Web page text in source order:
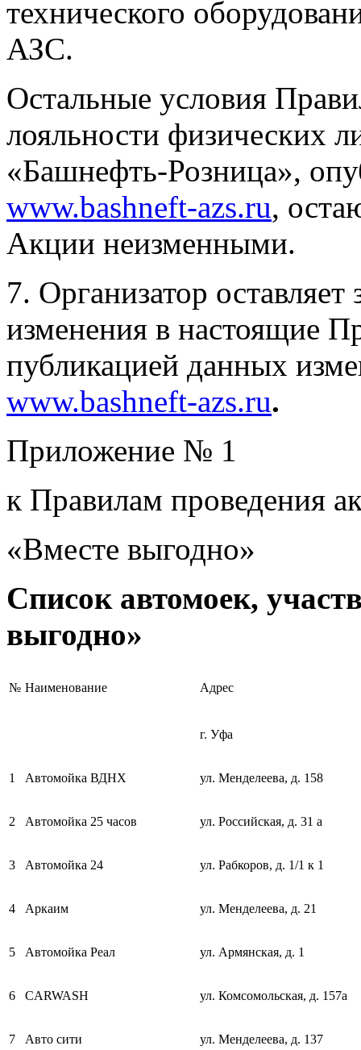
технического
АЗС.
Остальные условия
лояльности
«Башнефть-Розница»,
www.bashneft-azs.ru,
Акции неизменными.
7. Организатор
изменения в настоящие
публикацией данных
www.bashneft-azs.ru.
Приложение № 1
к Правилам проведения
«Вместе выгодно»
Список автомоек,
выгодно»
№ Наименование Адрес
г. Уфа
1 Автомойка ВДНХ ул. Менделеева, д. 158
2 Автомойка 25 часов ул. Российская, д. 31 а
3 Автомойка 24 ул. Рабкоров, д. 1/1 к 1
4 Аркаим ул. Менделеева, д. 21
5 Автомойка Реал ул. Армянская, д. 1
6 CARWASH ул. Комсомольская, д. 157а
7 Авто сити ул. Менделеева, д. 137